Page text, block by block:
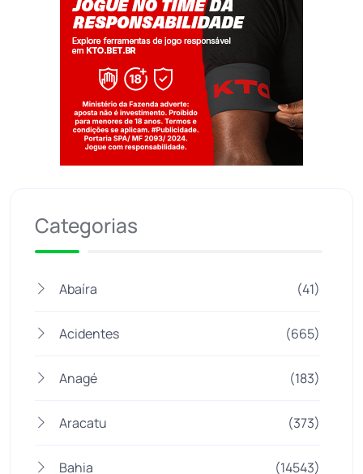
Categorias
Abaíra (41)
Acidentes (665)
Anagé (183)
Aracatu (373)
Bahia (14543)